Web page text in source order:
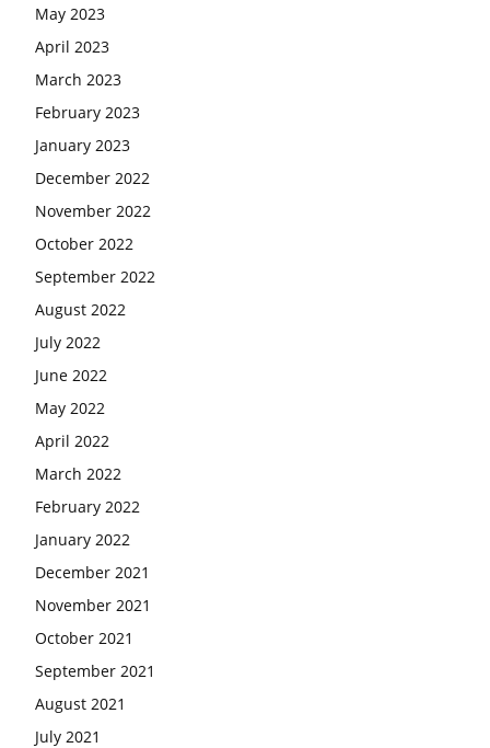
May 2023
April 2023
March 2023
February 2023
January 2023
December 2022
November 2022
October 2022
September 2022
August 2022
July 2022
June 2022
May 2022
April 2022
March 2022
February 2022
January 2022
December 2021
November 2021
October 2021
September 2021
August 2021
July 2021